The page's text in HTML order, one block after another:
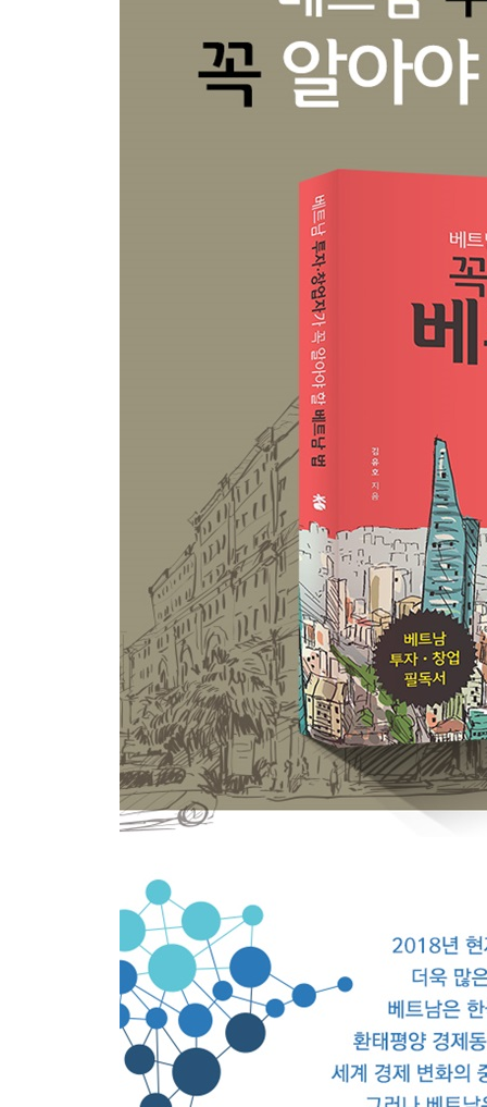
4.회사 운영하기
ㆍ베트남 파트너와 계약서 작성 시 유의사항
ㆍ인수·합병(M&A) 관련 계약
ㆍ외화 표기와 사용이 허용되는 경우
ㆍ신용카드 결제 시 외화와 동화(VND) 사용
ㆍ임금 인상, 파업, 외국인 근로자
ㆍ가사 도우미, 휴가, 징계
5.사업 확장하기
1) 기업 인수ㆍ합병
ㆍ위기가 기회 - 인수ㆍ합병
ㆍ인수ㆍ합병 시장 현황
ㆍ인수ㆍ합병의 종류와 특징
ㆍ회사 분할과 인수ㆍ합병 방법
ㆍ기업 인수ㆍ합병 법률 실사
2) 프랜차이즈 사업
ㆍ프랜차이즈 시장 동향
ㆍ유통업, 프랜차이즈 투자 진출
3) 로지스틱스 / 물류사업
ㆍ베트남 로지스틱스
4) 요식업
6.회사 청산하기
ㆍ프로젝트 오피스 청산
ㆍ회사(자발적) 청산
ㆍ회사(비자발적) 청산
7.알아야 보인다
ㆍ형법상 사기죄의 성립 요건